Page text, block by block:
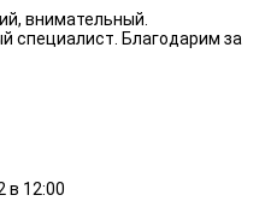
внимательный.
специалист. Благодарим за
в 12:00